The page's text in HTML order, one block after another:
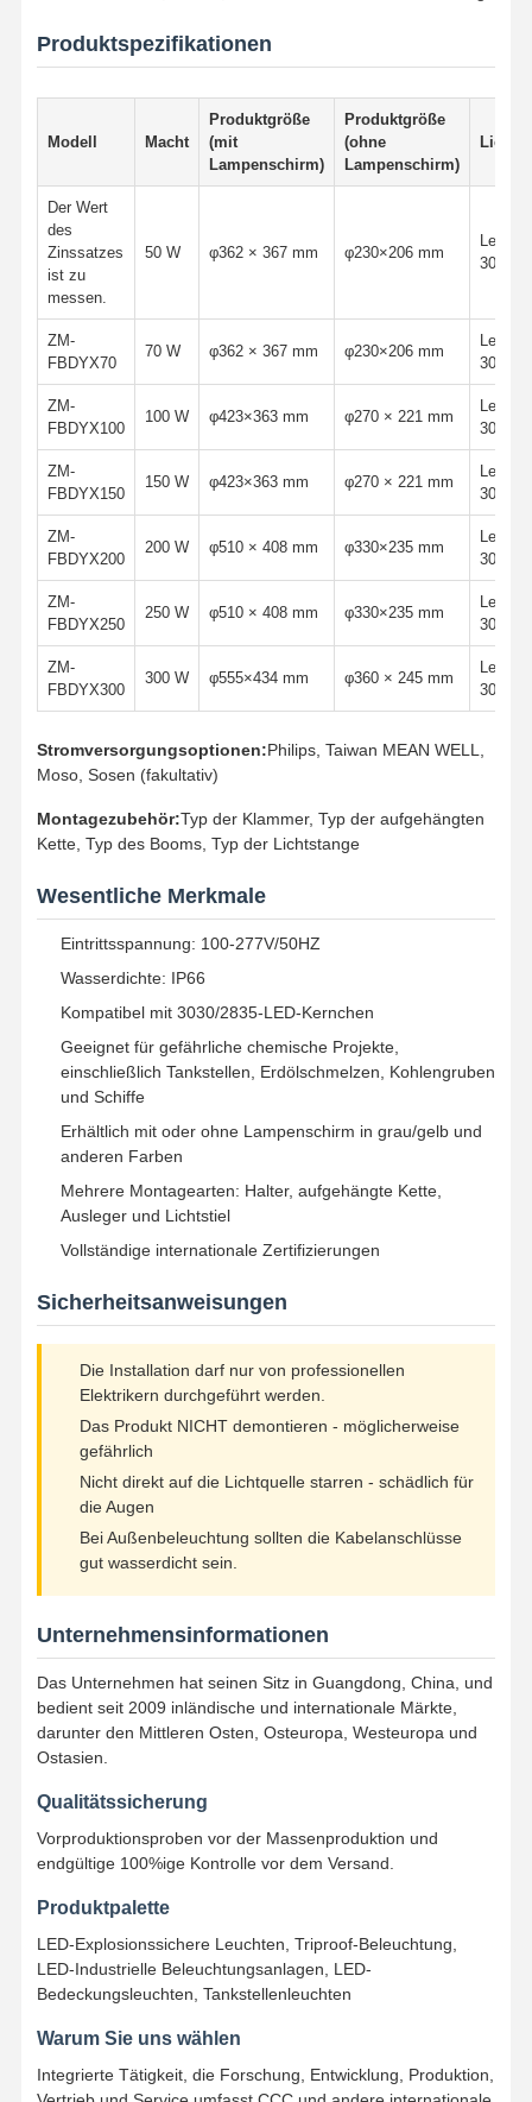
Qualitätskont
Kontakt Neuigkeiten Alle Fälle
Geführtes Tri Beweis-Licht
LED Batten Light
LED-Deckenleuchte
Lineares hohes Bucht-Licht LED
Hohes Bucht-Licht LED-UFO
LED Flood Light
LED -Stadionlicht
LED Linear Strip Light
LED -Panel Licht
Led Street Light
geführtes Wandsatzlicht
LED-Leuchte für Kühllager
LED-Lichter für Geschäfte
Explosionssichere LED-Leuchte
Produktspezifikationen
Modell Macht
Produktgröße
(mit
Lampenschirm)
Produktgröße
(ohne
Lampenschirm)
Der Wert
des
Zinssatzes
ist zu
messen.
50 W φ362 × 367 mm φ230×206 mm
3030/
ZM-
FBDYX70
70 W φ362 × 367 mm φ230×206 mm
3030/
ZM-
FBDYX100
100 W φ423×363 mm φ270 × 221 mm
3030/
ZM-
FBDYX150
150 W φ423×363 mm φ270 × 221 mm
3030/
ZM-
FBDYX200
200 W φ510 × 408 mm φ330×235 mm
3030/
ZM-
FBDYX250
250 W φ510 × 408 mm φ330×235 mm
3030/
ZM-
FBDYX300
300 W φ555×434 mm φ360 × 245 mm
3030/
Stromversorgungsoptionen:Philips, Taiwan MEAN WELL,
Moso, Sosen (fakultativ)
Montagezubehör:Typ der Klammer, Typ der aufgehängten
Kette, Typ des Booms, Typ der Lichtstange
Wesentliche Merkmale
Eintrittsspannung: 100-277V/50HZ
Wasserdichte: IP66
Kompatibel mit 3030/2835-LED-Kernchen
Geeignet für gefährliche chemische Projekte,
einschließlich Tankstellen, Erdölschmelzen, Kohlengruben
und Schiffe
Erhältlich mit oder ohne Lampenschirm in grau/gelb und
anderen Farben
Mehrere Montagearten: Halter, aufgehängte Kette,
Ausleger und Lichtstiel
Vollständige internationale Zertifizierungen
Sicherheitsanweisungen
Die Installation darf nur von professionellen
Elektrikern durchgeführt werden.
Das Produkt NICHT demontieren - möglicherweise
gefährlich
Nicht direkt auf die Lichtquelle starren - schädlich für
die Augen
Bei Außenbeleuchtung sollten die Kabelanschlüsse
gut wasserdicht sein.
Unternehmensinformationen
Das Unternehmen hat seinen Sitz in Guangdong, China, und
bedient seit 2009 inländische und internationale Märkte,
darunter den Mittleren Osten, Osteuropa, Westeuropa und
Ostasien.
Qualitätssicherung
Vorproduktionsproben vor der Massenproduktion und
endgültige 100%ige Kontrolle vor dem Versand.
Produktpalette
LED-Explosionssichere Leuchten, Triproof-Beleuchtung,
LED-Industrielle Beleuchtungsanlagen, LED-
Bedeckungsleuchten, Tankstellenleuchten
Warum Sie uns wählen
Integrierte Tätigkeit, die Forschung, Entwicklung, Produktion,